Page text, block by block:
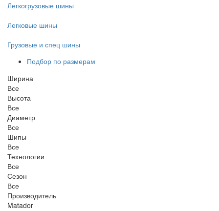
Легкогрузовые шины
Легковые шины
Грузовые и спец шины
Подбор по размерам
Ширина
Все
Высота
Все
Диаметр
Все
Шипы
Все
Технологии
Все
Сезон
Все
Производитель
Matador